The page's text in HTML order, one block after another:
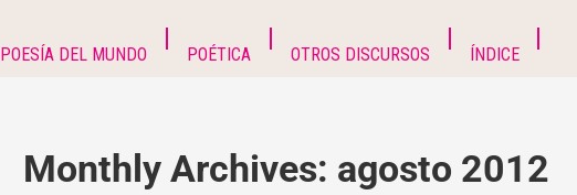
POESÍA DEL MUNDO POÉTICA OTROS DISCURSOS ÍNDICE
Monthly Archives: agosto 2012